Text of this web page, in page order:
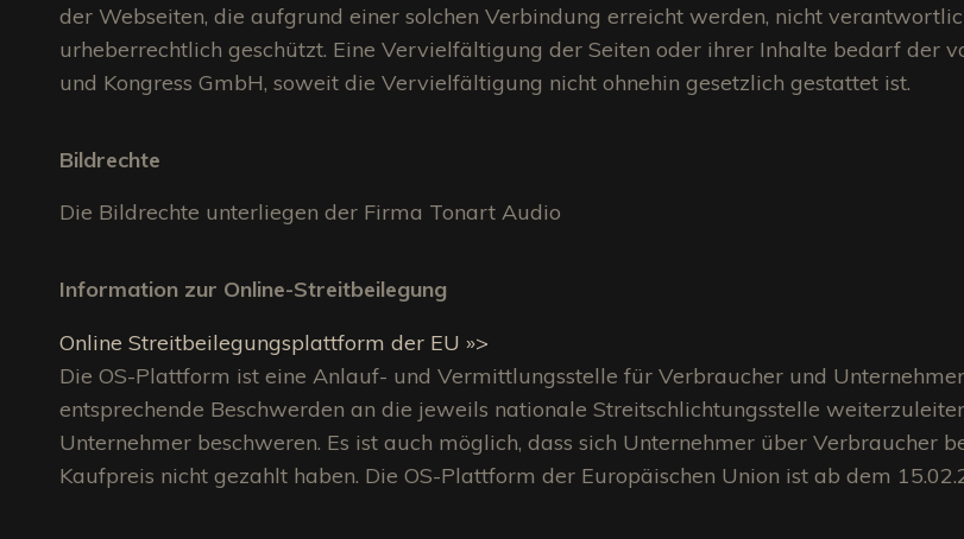
der Webseiten, die aufgrund einer solchen Verbindung erreicht werden, nicht
urheberrechtlich geschützt. Eine Vervielfältigung der Seiten oder ihrer Inhalte bedarf der
und Kongress GmbH, soweit die Vervielfältigung nicht ohnehin gesetzlich gestattet ist.
Bildrechte
Die Bildrechte unterliegen der Firma Tonart Audio
Information zur Online-Streitbeilegung
Online Streitbeilegungsplattform der EU »>
Die OS-Plattform ist eine Anlauf- und Vermittlungsstelle für Verbraucher und
entsprechende Beschwerden an die jeweils nationale Streitschlichtungsstelle
Unternehmer beschweren. Es ist auch möglich, dass sich Unternehmer über Verbraucher
Kaufpreis nicht gezahlt haben. Die OS-Plattform der Europäischen Union ist ab dem